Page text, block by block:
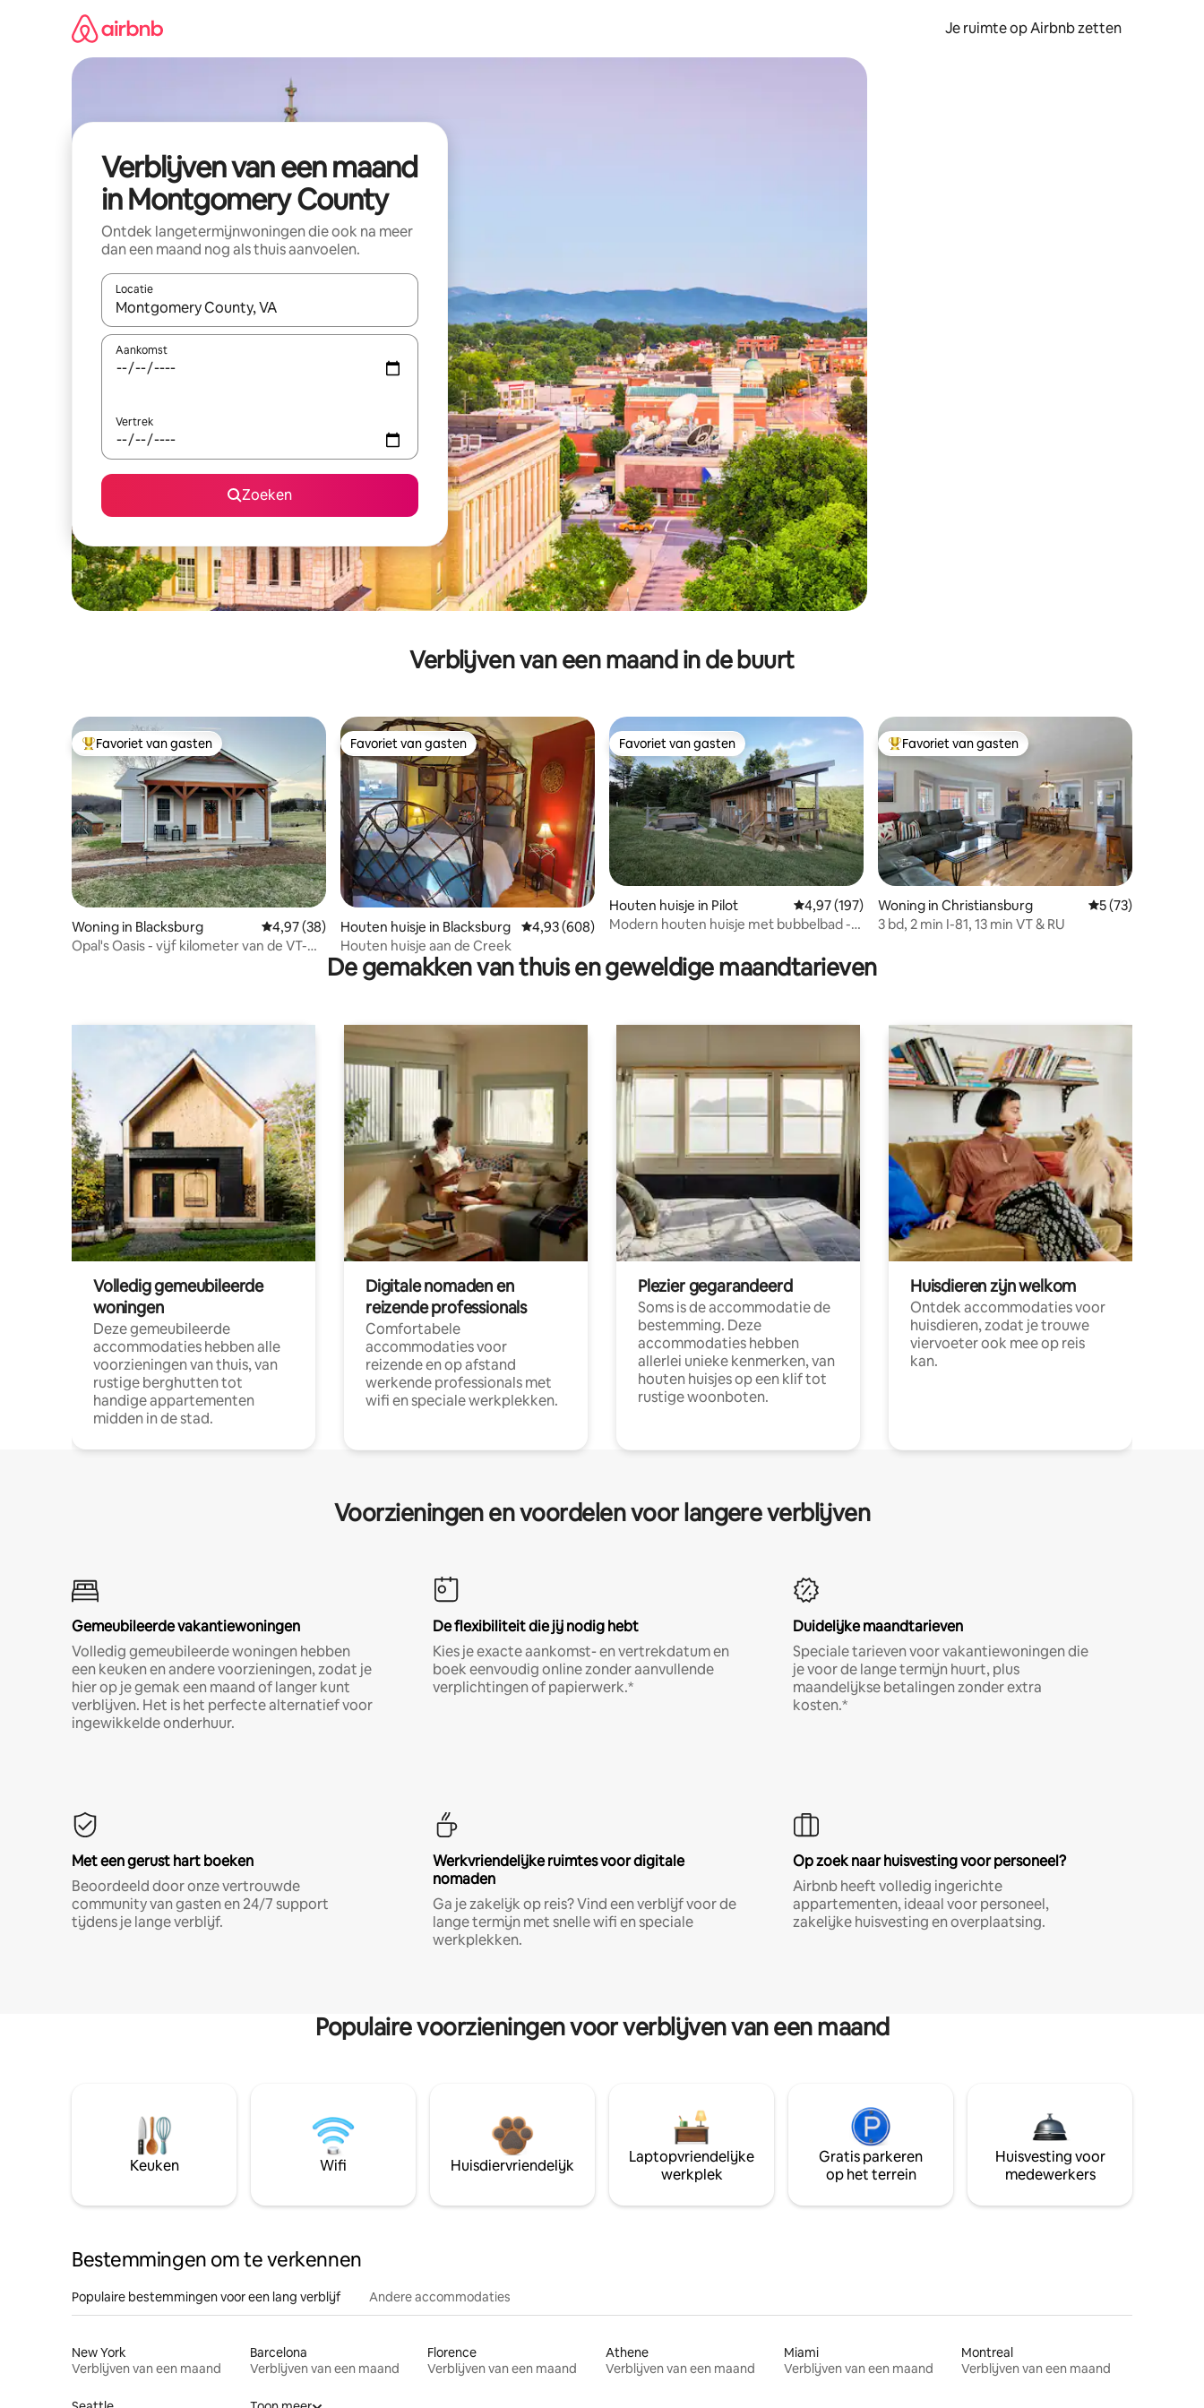
Je ruimte op Airbnb zetten
Verblijven van een maand
in Montgomery County
Ontdek langetermijnwoningen die ook na meer
dan een maand nog als thuis aanvoelen.
Locatie
Wanneer er suggesties beschikbaar zijn, maak je een keuze met je de pijltjestoetsen omhoog en omlaag, óf door te tikken of swipen.
Aankomst
Vertrek
Zoeken
Verblijven van een maand in de buurt
Topfavoriet van gasten
Favoriet van gasten
Woning in Blacksburg Gemiddelde beoordeling van 4,97 uit 5, 38 recensies
4,97 (38)
Opal's Oasis - vijf kilometer van de VT-
Favoriet van gasten
Favoriet van gasten
Houten huisje in Blacksburg Gemiddelde beoordeling van 4,93 uit 5, 608 recensies
4,93 (608)
Houten huisje aan de Creek
Favoriet van gasten
Favoriet van gasten
Houten huisje in Pilot Gemiddelde beoordeling van 4,97 uit 5, 197 recensies
4,97 (197)
Modern houten huisje met bubbelbad -
Topfavoriet van gasten
Favoriet van gasten
Woning in Christiansburg Gemiddelde
5 (73)
3 bd, 2 min I-81, 13 min VT & RU
De gemakken van thuis en geweldige maandtarieven
Volledig gemeubileerde
woningen
Deze gemeubileerde
accommodaties hebben alle
voorzieningen van thuis, van
rustige berghutten tot
handige appartementen
midden in de stad.
Digitale nomaden en
reizende professionals
Comfortabele
accommodaties voor
reizende en op afstand
werkende professionals met
wifi en speciale werkplekken.
Plezier gegarandeerd
Soms is de accommodatie de
bestemming. Deze
accommodaties hebben
allerlei unieke kenmerken, van
houten huisjes op een klif tot
rustige woonboten.
Huisdieren zijn welkom
Ontdek accommodaties voor
huisdieren, zodat je trouwe
viervoeter ook mee op reis
kan.
Voorzieningen en voordelen voor langere verblijven
Gemeubileerde vakantiewoningen
Volledig gemeubileerde woningen hebben
een keuken en andere voorzieningen, zodat je
hier op je gemak een maand of langer kunt
verblijven. Het is het perfecte alternatief voor
ingewikkelde onderhuur.
De flexibiliteit die jij nodig hebt
Kies je exacte aankomst- en vertrekdatum en
boek eenvoudig online zonder aanvullende
verplichtingen of papierwerk.*
Duidelijke maandtarieven
Speciale tarieven voor vakantiewoningen die
je voor de lange termijn huurt, plus
maandelijkse betalingen zonder extra
kosten.*
Met een gerust hart boeken
Beoordeeld door onze vertrouwde
community van gasten en 24/7 support
tijdens je lange verblijf.
Werkvriendelijke ruimtes voor digitale
nomaden
Ga je zakelijk op reis? Vind een verblijf voor de
lange termijn met snelle wifi en speciale
werkplekken.
Op zoek naar huisvesting voor personeel?
Airbnb heeft volledig ingerichte
appartementen, ideaal voor personeel,
zakelijke huisvesting en overplaatsing.
Populaire voorzieningen voor verblijven van een maand
Keuken Wifi Huisdiervriendelijk
Laptopvriendelijke
werkplek
Gratis parkeren
op het terrein
Huisvesting voor
medewerkers
Bestemmingen om te verkennen
Populaire bestemmingen voor een lang verblijf Andere accommodaties
New York
Verblijven van een maand
Barcelona
Verblijven van een maand
Florence
Verblijven van een maand
Athene
Verblijven van een maand
Miami
Verblijven van een maand
Montreal
Verblijven van een maand